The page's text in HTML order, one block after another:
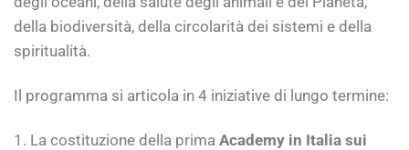
della biodiversità, della circolarità dei sistemi e della
spiritualità.
Il programma si articola in 4 iniziative di lungo termine:
1. La costituzione della prima Academy in Italia sui